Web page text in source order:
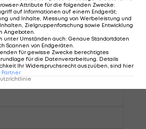
Attribute für die folgenden Zwecke:
auf Informationen auf einem Endgerät;
und Inhalte, Messung von Werbeleistung und
Zielgruppenforschung sowie Entwicklung
Angeboten
unter Umständen auch: Genaue Standortdaten
Scannen von Endgeräten
für gewisse Zwecke berechtigtes
für die Datenverarbeitung. Details
Ihr Widerspruchsrecht auszuüben, sind hier
Partner